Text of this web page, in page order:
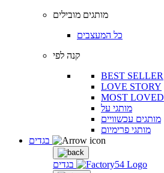
מותגים מובילים
כל המעצבים
קנה לפי
BEST SELLER
LOVE STORY
MOST LOVED
מותגי על
מותגים עכשוויים
מותגי פרימיום
בגדים